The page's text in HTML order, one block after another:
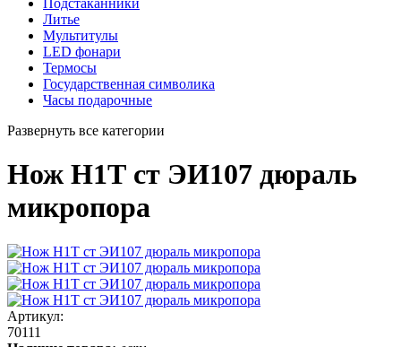
Подстаканники
Литье
Мультитулы
LED фонари
Термосы
Государственная символика
Часы подарочные
Развернуть все категории
Нож Н1Т ст ЭИ107 дюраль
микропора
Артикул:
70111